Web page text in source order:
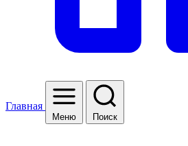
Главная
Меню Поиск